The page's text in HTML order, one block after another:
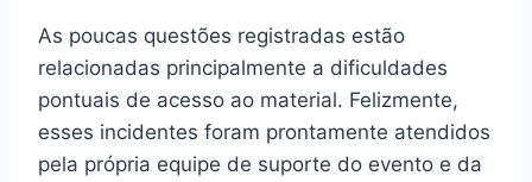
As poucas questões registradas estão
relacionadas principalmente a dificuldades
pontuais de acesso ao material. Felizmente,
esses incidentes foram prontamente atendidos
pela própria equipe de suporte do evento e da